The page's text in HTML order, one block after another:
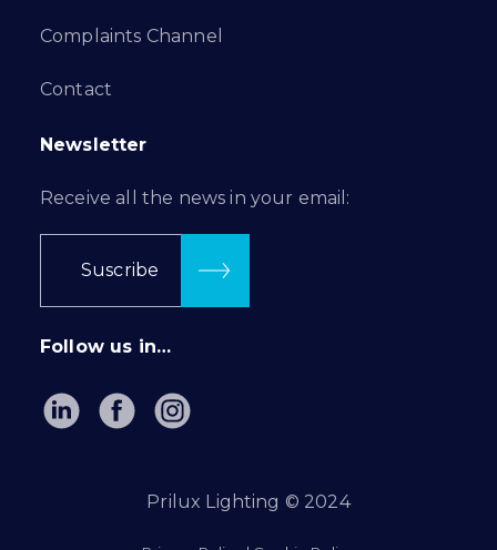
Complaints Channel
Contact
Newsletter
Receive all the news in your email:
Suscribe
Follow us in…
Prilux Lighting © 2024